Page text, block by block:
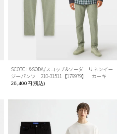
SCOTCH&SODA/スコッチ&ソーダ リネンイー
ジーパンツ 210-31511【179979】 カーキ
26,400円(税込)